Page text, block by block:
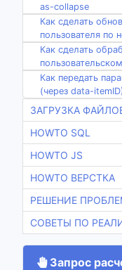
as-collapse
Как сделать
пользователя по
Как сделать
Как передать
(через data-
ЗАГРУЗКА
HOWTO SQL
HOWTO JS
HOWTO ВЕРСТКА
РЕШЕНИЕ
СОВЕТЫ ПО
Запрос